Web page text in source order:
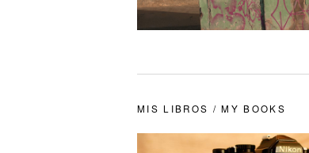
MIS LIBROS / MY BOOKS